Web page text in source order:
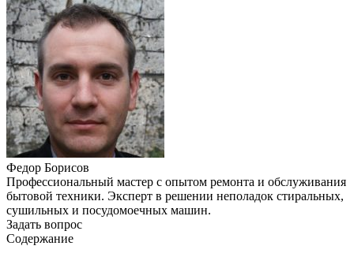
Федор Борисов
Профессиональный мастер с опытом ремонта и обслуживания
бытовой техники. Эксперт в решении неполадок стиральных,
сушильных и посудомоечных машин.
Задать вопрос
Содержание